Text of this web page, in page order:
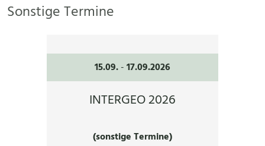
Sonstige Termine
15.09.-17.09.2026
INTERGEO 2026
(sonstige Termine)